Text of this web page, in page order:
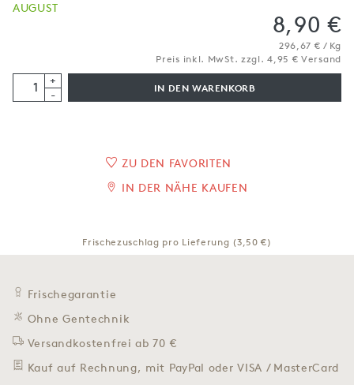
AUGUST
8,90 €
296,67 € / Kg
Preis inkl. MwSt. zzgl. 4,95 € Versand
+
-
IN DEN WARENKORB
ZU DEN FAVORITEN
IN DER NÄHE KAUFEN
Frischezuschlag pro Lieferung (3,50 €)
Frischegarantie
Ohne Gentechnik
Versandkostenfrei ab 70 €
Kauf auf Rechnung, mit PayPal oder VISA / MasterCard